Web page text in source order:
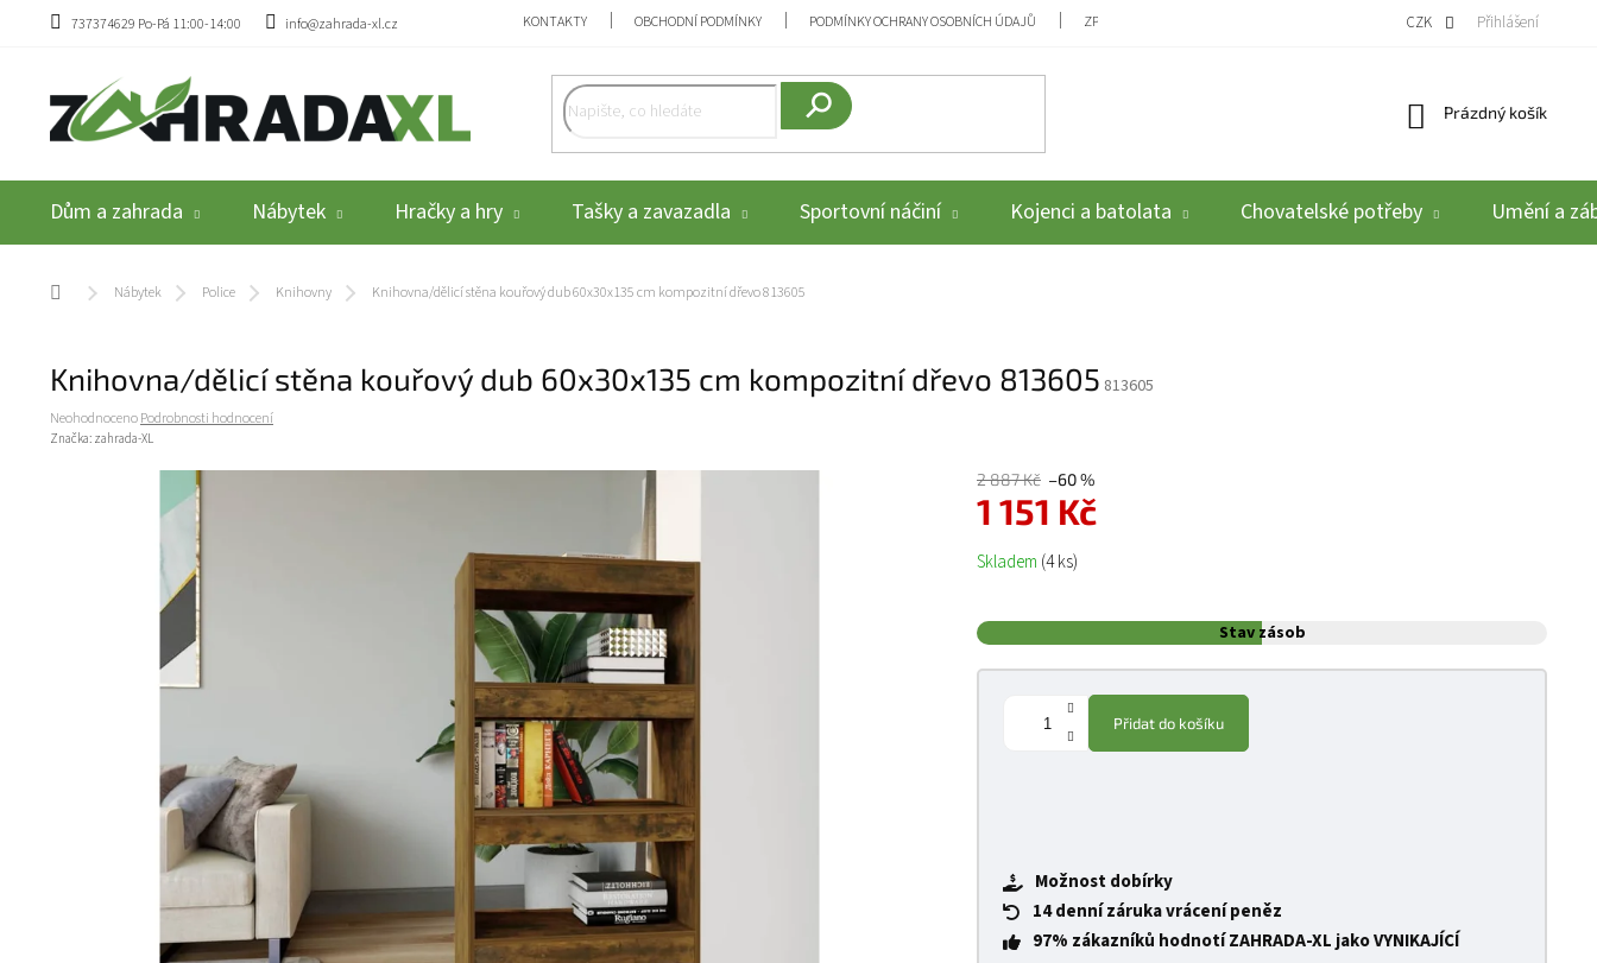
Přejít na obsah
737374629 Po-Pá 11:00-14:00 info@zahrada-xl.cz KONTAKTY OBCHODNÍ PODMÍNKY PODMÍNKY OCHRANY OSOBNÍCH ÚDAJŮ ZPĚTNÝ ODBĚR VYSLOUŽILÝCH ELEKTROZAŘÍZENÍ / BATERIÍ REKLAMACE A
CZK Přihlášení
Nákupní košík
Prázdný košík
Dům a zahrada Nábytek Hračky a hry Tašky a zavazadla Sportovní náčiní Kojenci a batolata Chovatelské potřeby Umění a
Domů Nábytek Police Knihovny Knihovna/dělicí stěna kouřový dub 60x30x135 cm kompozitní dřevo 813605
Knihovna/dělicí stěna kouřový dub 60x30x135 cm kompozitní dřevo 813605 813605
Průměrné hodnocení produktu je 0,0 z 5 hvězdiček.
NeohodnocenoPodrobnosti hodnocení
Značka: zahrada-XL
2 887 Kč –60 %
1 151 Kč
Měrná cena:
Skladem (4 ks)
Stav zásob
Přidat do košíku
Možnost dobírky
14 denní záruka vrácení peněz
97% zákazníků hodnotí ZAHRADA-XL jako VYNIKAJÍCÍ